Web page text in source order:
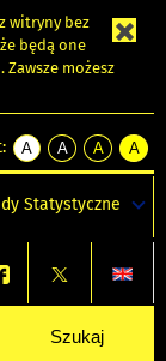
witryny bez
będą one
możesz
A
kontrast
A
kontrast
tekst
czarnym
A
kontrast
tekst
czarnym
A
tekst
żółtym
Statystyczne